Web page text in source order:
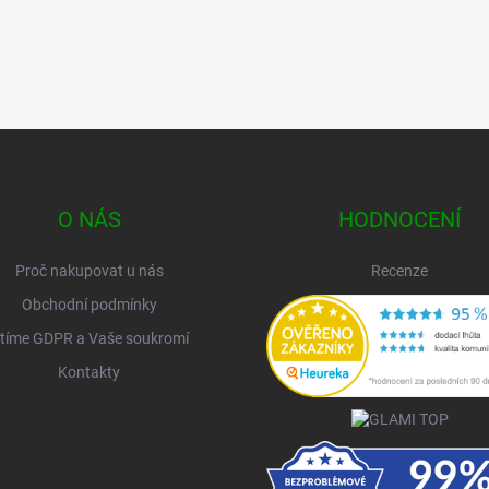
O NÁS
Proč nakupovat u nás
Obchodní podmínky
GDPR a Vaše soukromí
Kontakty
HODNOCENÍ
Recenze